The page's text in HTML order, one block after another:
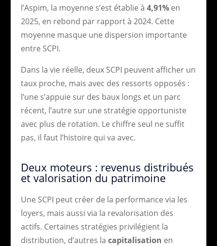
l’Aspim, la moyenne s’est établie à 4,91%en
2025, en rebond par rapport à 2024. Cette
moyenne masque une dispersion importante
entre SCPI.
Dans la vie réelle, deux SCPI peuvent afficher un
taux proche, mais avec des ressorts opposés :
l’une s’appuie sur des baux longs et un parc
récent, l’autre sur une stratégie opportuniste
avec plus de rotation. Le chiffre seul ne suffit
pas, il faut l’histoire qui va avec.
Deux moteurs : revenus distribués
et valorisation du patrimoine
Une SCPI peut créer de la performance via les
loyers, mais aussi via la revalorisation des
actifs. Certaines stratégies privilégient la
distribution, d’autres la capitalisation en